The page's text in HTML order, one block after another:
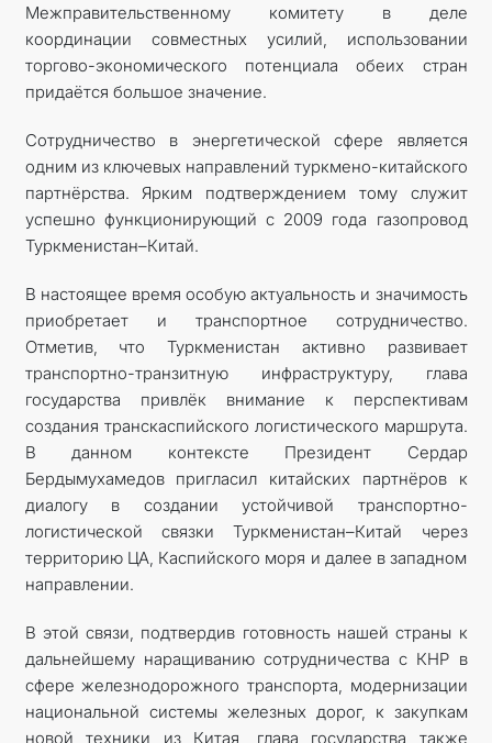
Межправительственному комитету в деле
координации совместных усилий, использовании
торгово-экономического потенциала обеих стран
придаётся большое значение.
Сотрудничество в энергетической сфере является
одним из ключевых направлений туркмено-китайского
партнёрства. Ярким подтверждением тому служит
успешно функционирующий с 2009 года газопровод
Туркменистан–Китай.
В настоящее время особую актуальность и значимость
приобретает и транспортное сотрудничество.
Отметив, что Туркменистан активно развивает
транспортно-транзитную инфраструктуру, глава
государства привлёк внимание к перспективам
создания транскас­пийского логистического маршрута.
В данном контексте Президент Сердар
Бердымухамедов пригласил китайских партнёров к
диалогу в создании устойчивой транспортно-
логистической связки Туркменистан–Китай через
территорию ЦА, Каспийского моря и далее в западном
направлении.
В этой связи, подтвердив готовность нашей страны к
дальнейшему наращиванию сотрудничества с КНР в
сфере железнодорожного транспорта, модернизации
национальной системы железных дорог, к закупкам
новой техники из Китая, глава государства также